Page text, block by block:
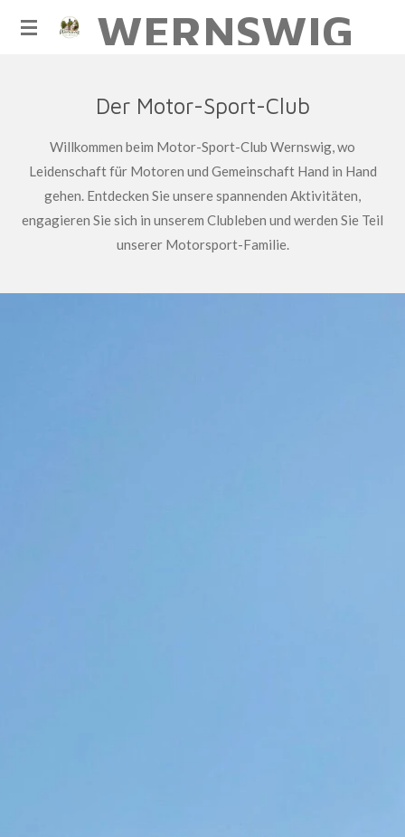
Zum
WERNSWIG
Der Motor-Sport-Club
Willkommen beim Motor-Sport-Club Wernswig, wo
Leidenschaft für Motoren und Gemeinschaft Hand in Hand
gehen. Entdecken Sie unsere spannenden Aktivitäten,
engagieren Sie sich in unserem Clubleben und werden Sie Teil
unserer Motorsport-Familie.